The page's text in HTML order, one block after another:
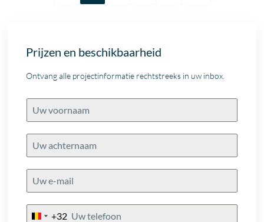
Prijzen en beschikbaarheid
Ontvang alle projectinformatie rechtstreeks in uw inbox.
Belgium
+32